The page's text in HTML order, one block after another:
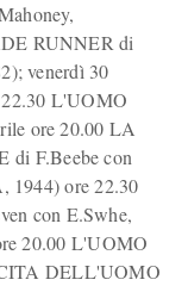
RUNNER di
venerdì 30
L'UOMO
ore 20.00 LA
F.Beebe con
1944) ore 22.30
con E.Swhe,
20.00 L'UOMO
DELL'UOMO